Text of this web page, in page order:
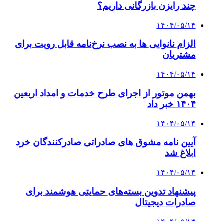
چند رایزن بازرگانی داریم؟
۱۴۰۴/۰۵/۱۴
الزام نانوایی ها به نصب نرخ‌نامه قابل رویت برای
مشتریان
۱۴۰۴/۰۵/۱۴
بهمن موتور از اجرای طرح خدمات و امداد اربعین
۱۴۰۴ خبر داد
۱۴۰۴/۰۵/۱۴
آیین نامه مشوق های صادراتی صادرکنندگان خرد
ابلاغ شد
۱۴۰۴/۰۵/۱۴
پیشنهاد تدوین بسته‌های حمایتی هوشمند برای
صادرات دیجیتال